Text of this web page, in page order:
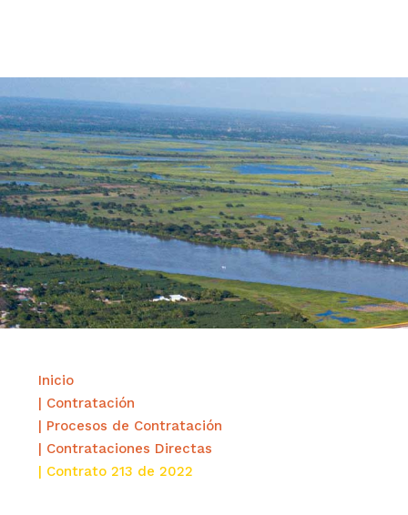
Inicio
| Contratación
| Procesos de Contratación
| Contrataciones Directas
| Contrato 213 de 2022